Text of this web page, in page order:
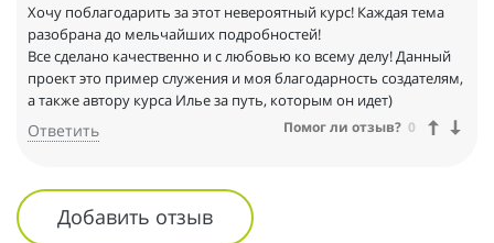
Хочу поблагодарить за этот невероятный курс! Каждая тема
разобрана до мельчайших подробностей!
Все сделано качественно и с любовью ко всему делу! Данный
проект это пример служения и моя благодарность создателям,
а также автору курса Илье за путь, которым он идет)
Ответить Помог ли отзыв? 0
Добавить отзыв